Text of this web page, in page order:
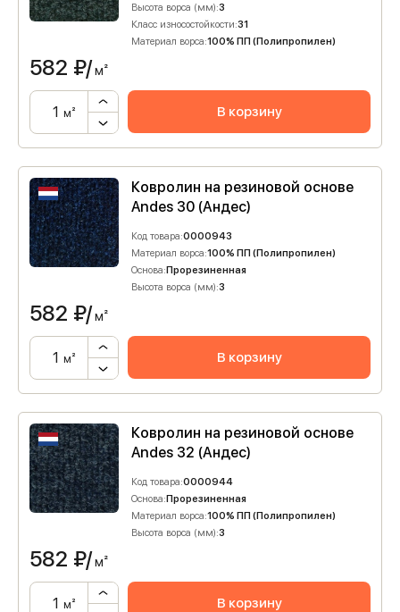
Высота ворса (мм):3
Класс износостойкости:31
Материал ворса:100% ПП (Полипропилен)
582 ₽/м²
м² В корзину
Ковролин на резиновой основе
Andes 30 (Андес)
Код товара:0000943
Материал ворса:100% ПП (Полипропилен)
Основа:Прорезиненная
Высота ворса (мм):3
582 ₽/м²
м² В корзину
Ковролин на резиновой основе
Andes 32 (Андес)
Код товара:0000944
Основа:Прорезиненная
Материал ворса:100% ПП (Полипропилен)
Высота ворса (мм):3
582 ₽/м²
м² В корзину